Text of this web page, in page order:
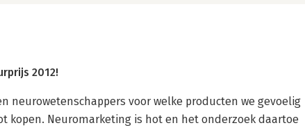
2012!
neurowetenschappers voor welke producten we gevoelig
kopen. Neuromarketing is hot en het onderzoek daartoe